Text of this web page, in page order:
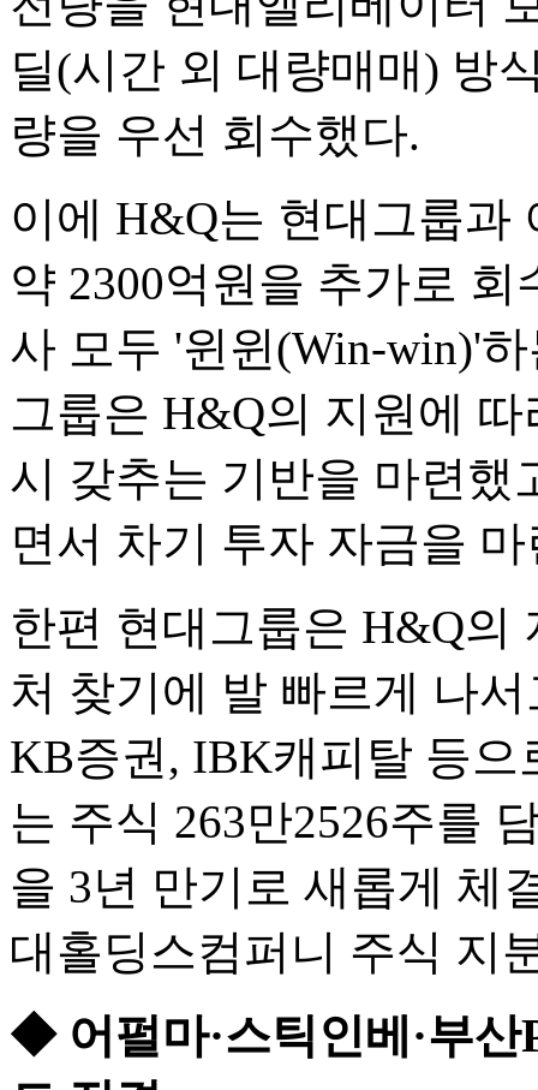
딜(시간 외 대량매매) 방
량을 우선 회수했다.
이에 H&Q는 현대그룹과
약 2300억원을 추가로
사 모두 '윈윈(Win-win)'
그룹은 H&Q의 지원에
시 갖추는 기반을 마련했
면서 차기 투자 자금을
한편 현대그룹은 H&Q의
처 찾기에 발 빠르게 나
KB증권, IBK캐피탈 등으
는 주식 263만2526주를
을 3년 만기로 새롭게 체
대홀딩스컴퍼니 주식 지
◆ 어펄마·스틱인베·부